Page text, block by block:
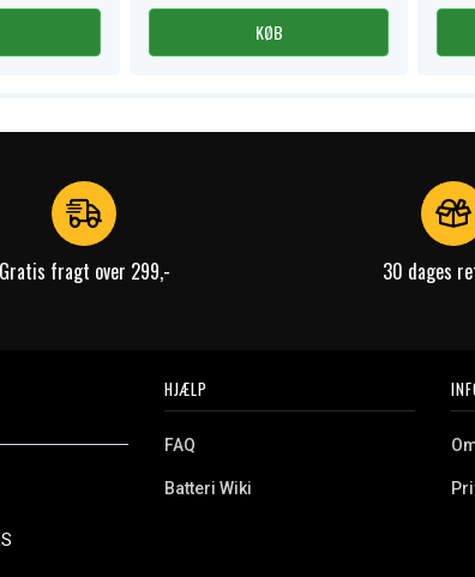
KØB
Gratis fragt over 299,- 30 dages
Vi tilbyder et
HJÆLP
FAQ
Batteri Wiki